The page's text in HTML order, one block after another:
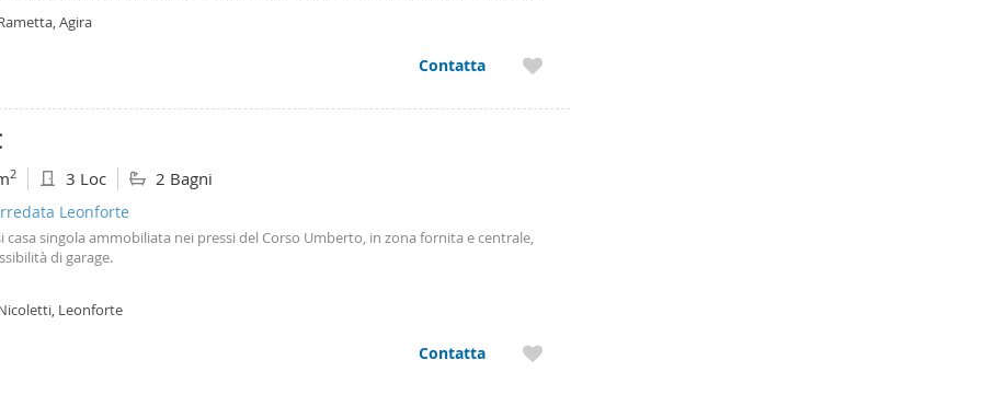
Agira
Contatta
2 3 Loc 2 Bagni
Leonforte
casa singola ammobiliata nei pressi del Corso Umberto, in zona fornita e centrale,
di garage.
Leonforte
Contatta